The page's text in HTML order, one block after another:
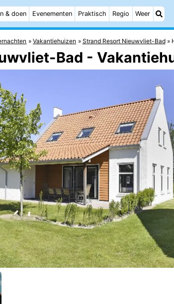
& doen Evenementen Praktisch Regio Weer
Vakantiehuizen Strand Resort Nieuwvliet-Bad
Bad -